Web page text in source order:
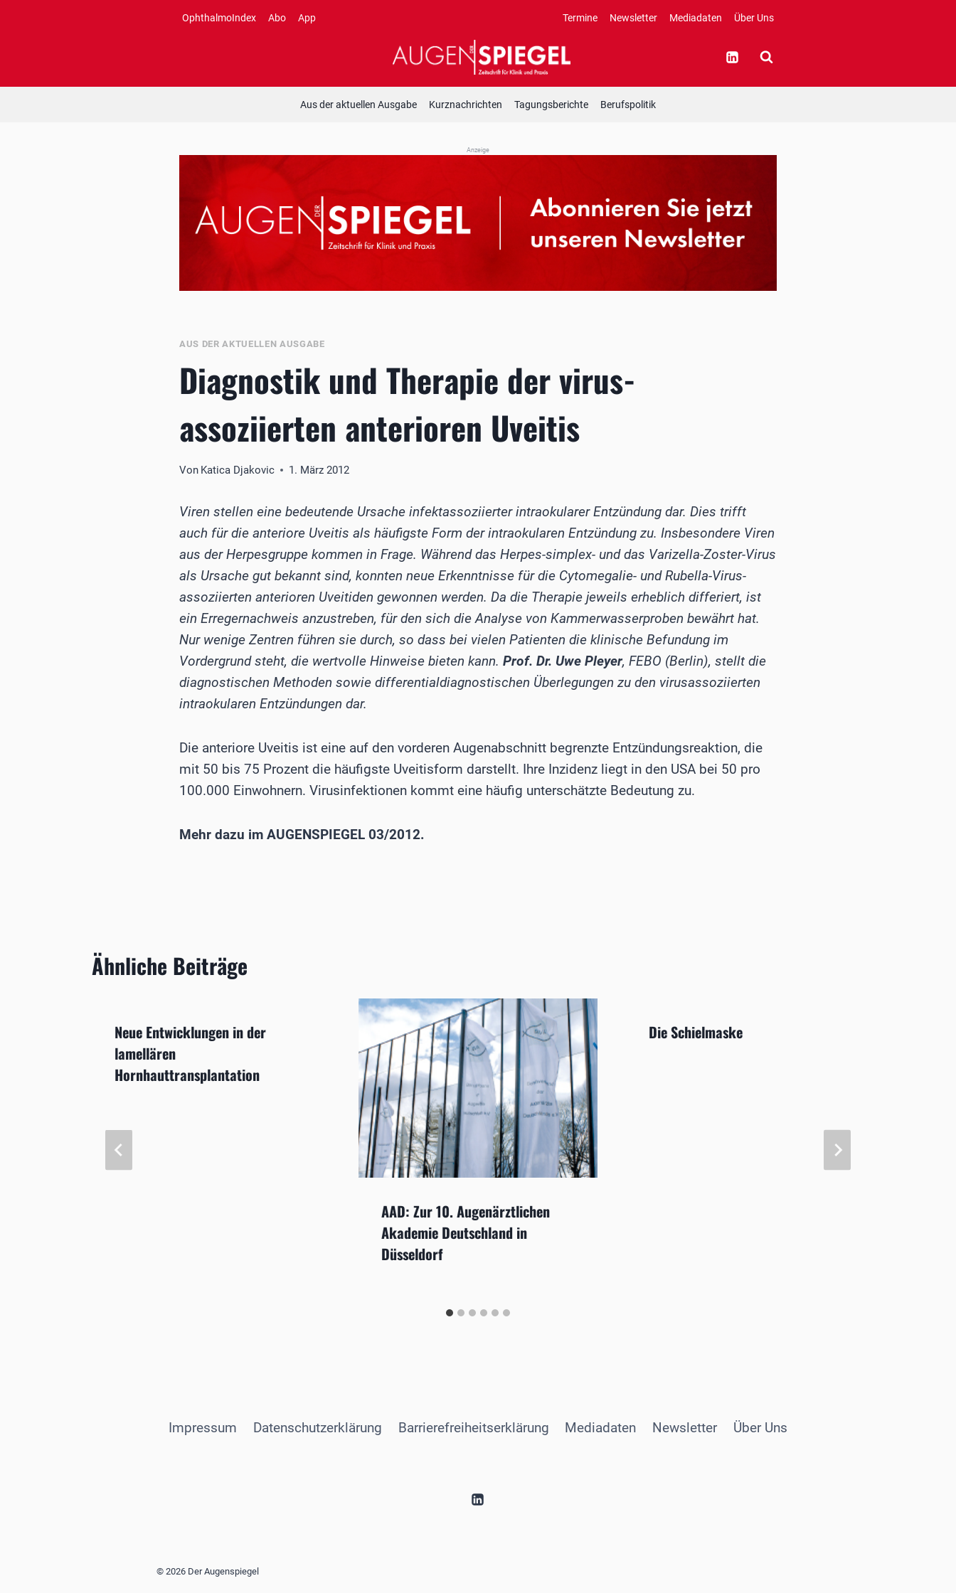
OphthalmoIndex Abo App Termine Newsletter Mediadaten Über Uns
Aus der aktuellen Ausgabe Kurznachrichten Tagungsberichte Berufspolitik
Anzeige
AUS DER AKTUELLEN AUSGABE
Diagnostik und Therapie der virus-
assoziierten anterioren Uveitis
Von Katica Djakovic 1. März 2012
Viren stellen eine bedeutende Ursache infektassoziierter intraokularer Entzündung dar. Dies trifft
auch für die anteriore Uveitis als häufigste Form der intraokularen Entzündung zu. Insbesondere Viren
aus der Herpesgruppe kommen in Frage. Während das Herpes-simplex- und das Varizella-Zoster-Virus
als Ursache gut bekannt sind, konnten neue Erkenntnisse für die Cytomegalie- und Rubella-Virus-
assoziierten anterioren Uveitiden gewonnen werden. Da die Therapie jeweils erheblich differiert, ist
ein Erregernachweis anzustreben, für den sich die Analyse von Kammerwasserproben bewährt hat.
Nur wenige Zentren führen sie durch, so dass bei vielen Patienten die klinische Befundung im
Vordergrund steht, die wertvolle Hinweise bieten kann. Prof. Dr. Uwe Pleyer, FEBO (Berlin), stellt die
diagnostischen Methoden sowie differentialdiagnostischen Überlegungen zu den virusassoziierten
intraokularen Entzündungen dar.
Die anteriore Uveitis ist eine auf den vorderen Augenabschnitt begrenzte Entzündungsreaktion, die
mit 50 bis 75 Prozent die häufigste Uveitisform darstellt. Ihre Inzidenz liegt in den USA bei 50 pro
100.000 Einwohnern. Virusinfektionen kommt eine häufig unterschätzte Bedeutung zu.
Mehr dazu im AUGENSPIEGEL 03/2012.
Ähnliche Beiträge
Neue Entwicklungen in der
lamellären
Hornhauttransplantation
AAD: Zur 10. Augenärztlichen
Akademie Deutschland in
Düsseldorf
Die Schielmaske
Impressum Datenschutzerklärung Barrierefreiheitserklärung Mediadaten Newsletter Über Uns
© 2026 Der Augenspiegel